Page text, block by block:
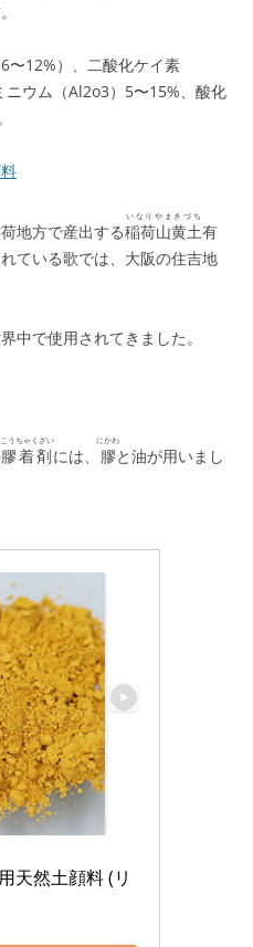
〜12%）、二酸化ケイ素
ニウム（Al2o3）5〜15%、酸化
地方で産出する稲荷山黄土
いなりやまきづち
有
ている歌では、大阪の住吉地
中で使用されてきました。
膠着剤
こうちゃくざい
には、 膠
にかわ
と油が用いまし
天然土顔料 (リ